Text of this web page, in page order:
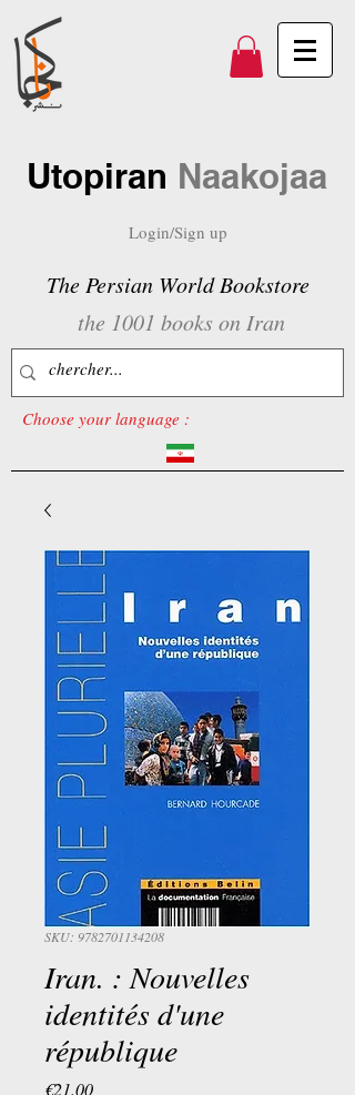
Utopiran Naakojaa
Login/Sign up
The Persian World Bookstore
the 1001 books on Iran
Choose your language :
SKU: 9782701134208
Iran. : Nouvelles
identités d'une
république
€21.00Price